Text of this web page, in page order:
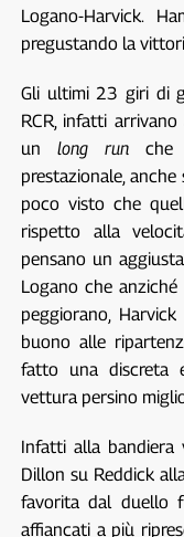
Logano-Harvick.
pregustando la
Gli ultimi 23 giri di
RCR, infatti
un long runche
prestazionale,
poco visto che
rispetto alla
pensano un
Logano che
peggiorano,
buono alle
fatto una discreta
vettura persino
Infatti alla bandiera
Dillon su Reddick
favorita dal duello
affiancati a più